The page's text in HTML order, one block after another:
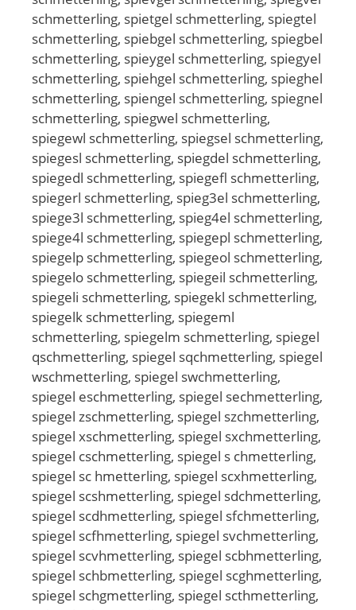
schmetterling, spietgel schmetterling, spiegtel
schmetterling, spiebgel schmetterling, spiegbel
schmetterling, spieygel schmetterling, spiegyel
schmetterling, spiehgel schmetterling, spieghel
schmetterling, spiengel schmetterling, spiegnel
schmetterling, spiegwel schmetterling,
spiegewl schmetterling, spiegsel schmetterling,
spiegesl schmetterling, spiegdel schmetterling,
spiegedl schmetterling, spiegefl schmetterling,
spiegerl schmetterling, spieg3el schmetterling,
spiege3l schmetterling, spieg4el schmetterling,
spiege4l schmetterling, spiegepl schmetterling,
spiegelp schmetterling, spiegeol schmetterling,
spiegelo schmetterling, spiegeil schmetterling,
spiegeli schmetterling, spiegekl schmetterling,
spiegelk schmetterling, spiegeml
schmetterling, spiegelm schmetterling, spiegel
qschmetterling, spiegel sqchmetterling, spiegel
wschmetterling, spiegel swchmetterling,
spiegel eschmetterling, spiegel sechmetterling,
spiegel zschmetterling, spiegel szchmetterling,
spiegel xschmetterling, spiegel sxchmetterling,
spiegel cschmetterling, spiegel s chmetterling,
spiegel sc hmetterling, spiegel scxhmetterling,
spiegel scshmetterling, spiegel sdchmetterling,
spiegel scdhmetterling, spiegel sfchmetterling,
spiegel scfhmetterling, spiegel svchmetterling,
spiegel scvhmetterling, spiegel scbhmetterling,
spiegel schbmetterling, spiegel scghmetterling,
spiegel schgmetterling, spiegel scthmetterling,